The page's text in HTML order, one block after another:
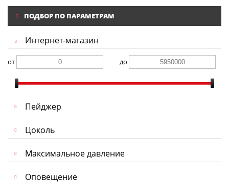
ПОДБОР ПО ПАРАМЕТРАМ
Интернет-магазин
от до
Пейджер
Цоколь
Максимальное давление
Оповещение